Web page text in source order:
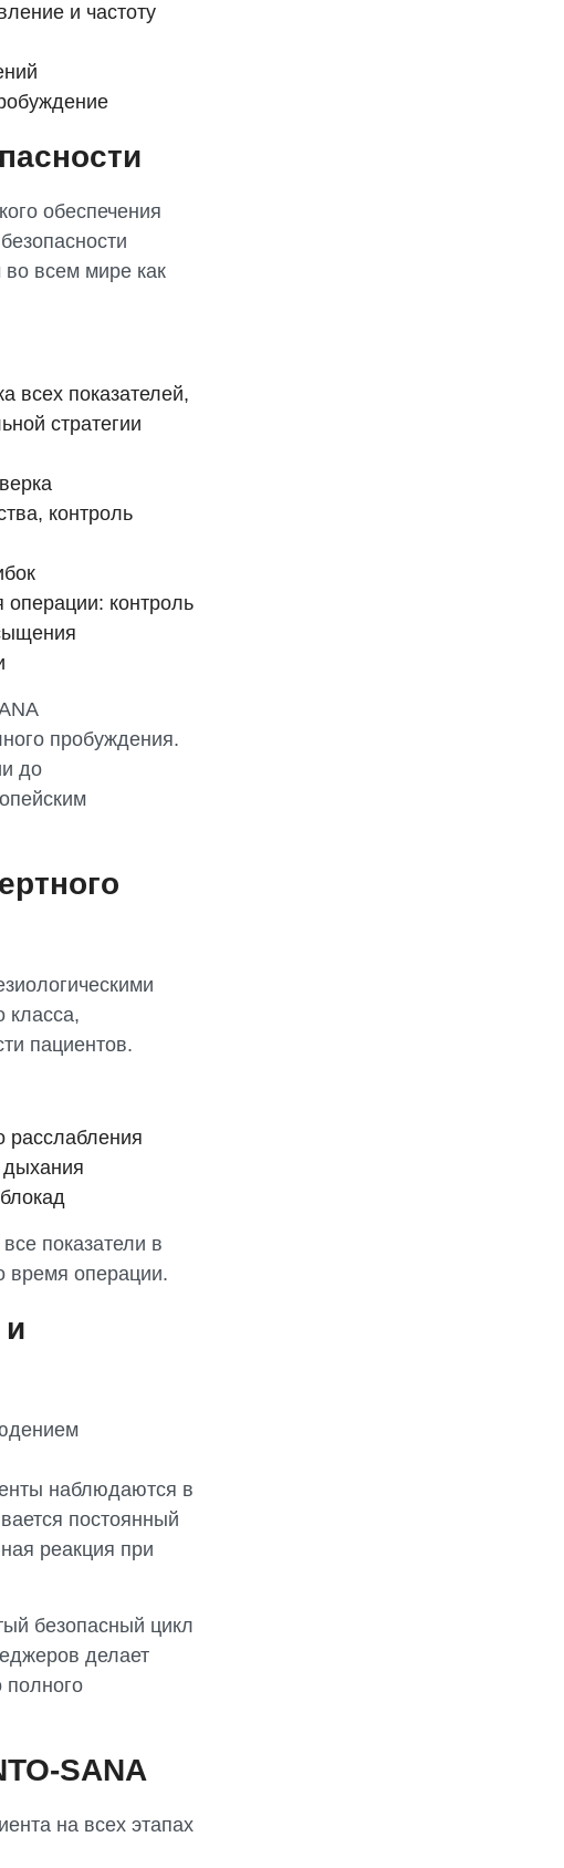
и частоту
обеспечения
всем мире как
всех показателей,
стратегии
контроль
операции: контроль
пробуждения.
до
класса,
пациентов.
расслабления
дыхания
показатели в
время операции.
наблюдаются в
постоянный
реакция при
безопасный цикл
делает
SANA
на всех этапах